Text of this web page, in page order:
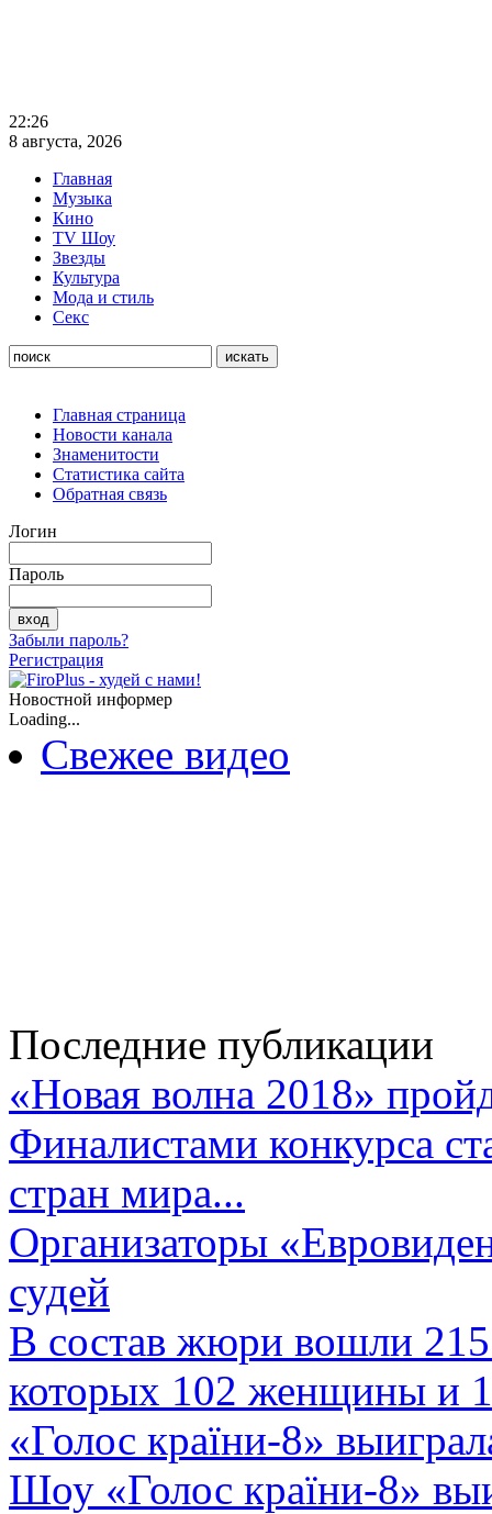
22:26
8 августа, 2026
Главная
Музыка
Кино
TV Шоу
Звезды
Культура
Мода и стиль
Секс
Главная страница
Новости канала
Знаменитости
Статистика сайта
Обратная связь
Логин
Пароль
Забыли пароль?
Регистрация
Новостной информер
Loading...
Свежее видео
Последние публикации
«Новая волна 2018»
Финалистами конкурса
стран мира...
Организаторы
судей
В состав жюри вошли 215
которых 102 женщины и
«Голос країни-8»
Шоу «Голос країни-8»